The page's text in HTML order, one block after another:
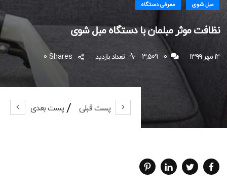
پست قبلی پست بعدی
مبل شوی معرفی دستگاه
نظافت موثر مبلمان با دستگاه مبل شوی
۱۲ مهر ۱۳۹۹ 3,509 تعداد بازدید Shares
0